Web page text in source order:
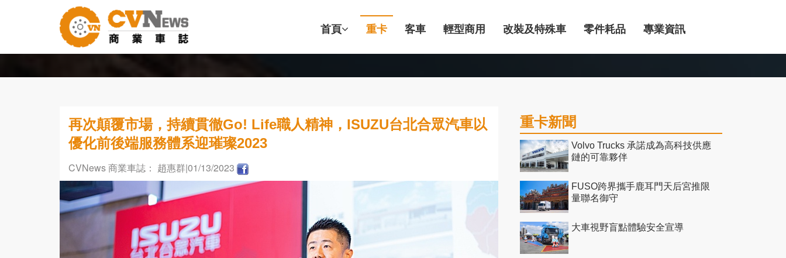
首頁 重卡 客車 輕型商用 改裝及特殊車 零件耗品 專業資訊
再次顛覆市場，持續貫徹Go! Life職人精神，ISUZU台北合眾汽車以
優化前後端服務體系迎璀璨2023
CVNews 商業車誌： 趙惠群|01/13/2023
重卡新聞
Volvo Trucks 承諾成為高科技供應
鏈的可靠夥伴
FUSO跨界攜手鹿耳門天后宮推限
量聯名御守
大車視野盲點體驗安全宣導